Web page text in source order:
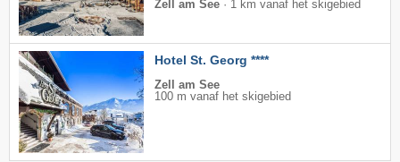
Zell am See · 1 km vanaf het skigebied
Hotel St. Georg ****
Zell am See
100 m vanaf het skigebied